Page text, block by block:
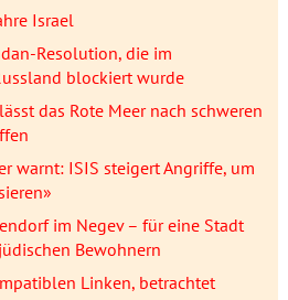
Israel
Resolution, die im
blockiert wurde
das Rote Meer nach schweren
warnt: ISIS steigert Angriffe, um
im Negev – für eine Stadt
Bewohnern
Linken, betrachtet